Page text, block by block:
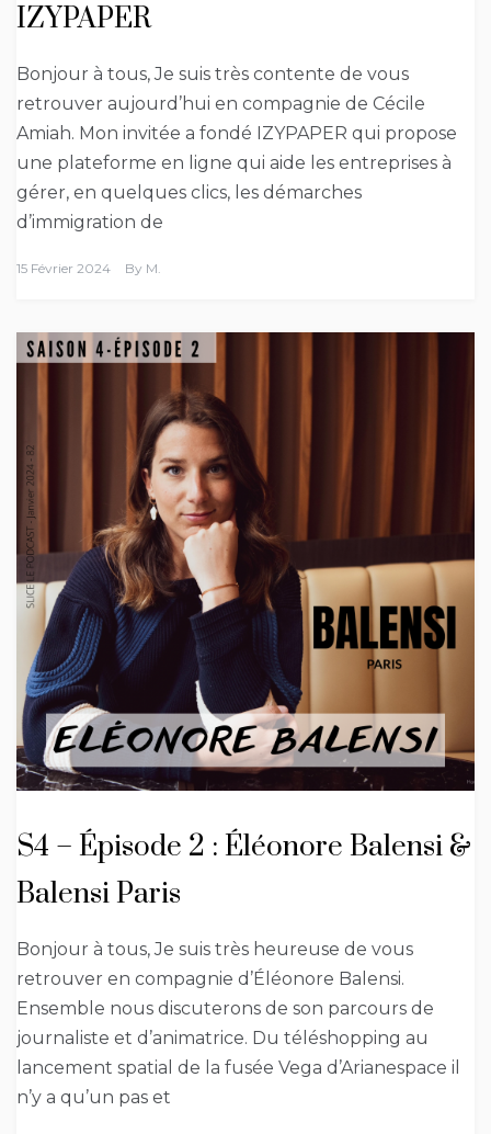
IZYPAPER
Bonjour à tous, Je suis très contente de vous
retrouver aujourd’hui en compagnie de Cécile
Amiah. Mon invitée a fondé IZYPAPER qui propose
une plateforme en ligne qui aide les entreprises à
gérer, en quelques clics, les démarches
d’immigration de
15 Février 2024 By M.
S4 – Épisode 2 : Éléonore Balensi &
Balensi Paris
Bonjour à tous, Je suis très heureuse de vous
retrouver en compagnie d’Éléonore Balensi.
Ensemble nous discuterons de son parcours de
journaliste et d’animatrice. Du téléshopping au
lancement spatial de la fusée Vega d’Arianespace il
n’y a qu’un pas et